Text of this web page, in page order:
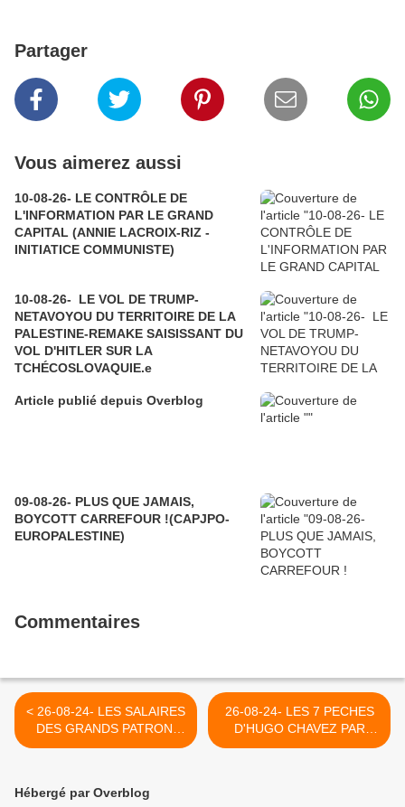
Partager
Vous aimerez aussi
10-08-26- LE CONTRÔLE DE
L'INFORMATION PAR LE GRAND
CAPITAL (ANNIE LACROIX-RIZ -
INITIATICE COMMUNISTE)
10-08-26- LE VOL DE TRUMP-
NETAVOYOU DU TERRITOIRE DE LA
PALESTINE-REMAKE SAISISSANT DU
VOL D'HITLER SUR LA
TCHÉCOSLOVAQUIE.e
Article publié depuis Overblog
09-08-26- PLUS QUE JAMAIS,
BOYCOTT CARREFOUR !(CAPJPO-
EUROPALESTINE)
Commentaires
< 26-08-24- LES SALAIRES
DES GRANDS PATRON,
UN SCANDALE, MIEUX UN
26-08-24- LES 7 PECHES
D'HUGO CHAVEZ PAR
MICHEL COLLON (2007) >
Hébergé par Overblog